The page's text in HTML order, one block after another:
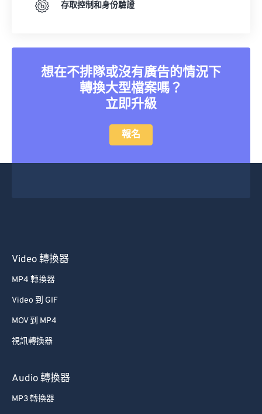
存取控制和身份驗證
想在不排隊或沒有廣告的情況下
轉換大型檔案嗎？
立即升級
報名
Video 轉換器
MP4 轉換器
Video 到 GIF
MOV 到 MP4
視訊轉換器
Audio 轉換器
MP3 轉換器